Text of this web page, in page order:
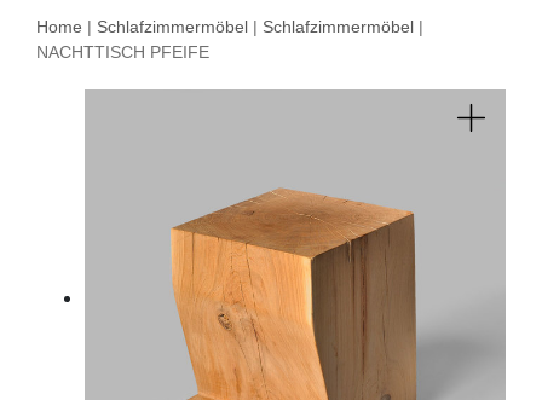
Home | Schlafzimmermöbel | Schlafzimmermöbel |
NACHTTISCH PFEIFE